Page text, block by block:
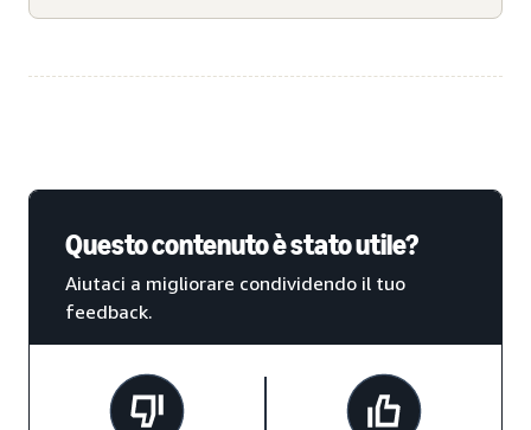
Questo contenuto è stato utile?
Aiutaci a migliorare condividendo il tuo
feedback.